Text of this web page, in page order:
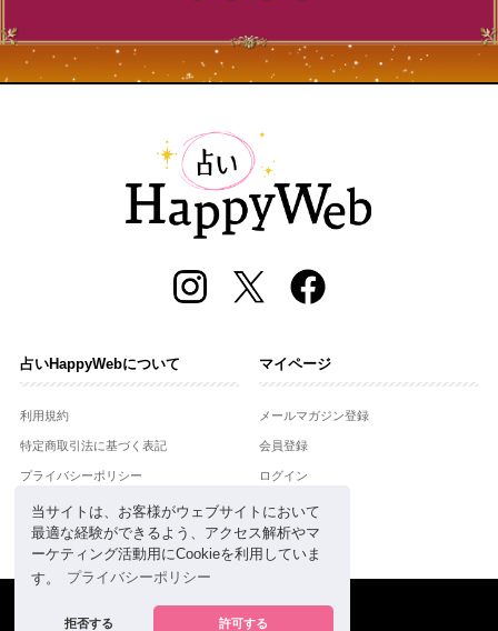
当サイトは、お客様がウェブサイトにおいて
最適な経験ができるよう、アクセス解析やマ
ーケティング活動用にCookieを利用していま
す。
プライバシーポリシー
拒否する 許可する
占いHappyWebについて
利用規約
特定商取引法に基づく表記
プライバシーポリシー
運営会社
お問合せ
マイページ
メールマガジン登録
会員登録
ログイン
powered by